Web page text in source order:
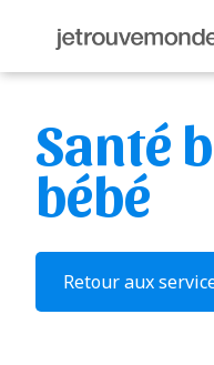
Santé
bébé
Retour aux